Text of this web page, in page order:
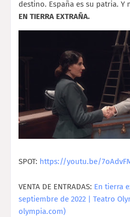
destino. España es su patria. Y
EN TIERRA EXTRAÑA.
SPOT: https://youtu.be/
VENTA DE ENTRADAS: En tierra
septiembre de 2022 | Teatro
olympia.com)